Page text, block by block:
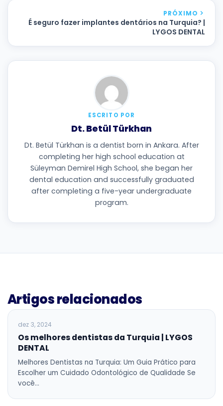
PRÓXIMO
É seguro fazer implantes dentários na Turquia? |
LYGOS DENTAL
ESCRITO POR
Dt. Betül Türkhan
Dt. Betül Türkhan is a dentist born in Ankara. After
completing her high school education at
Süleyman Demirel High School, she began her
dental education and successfully graduated
after completing a five-year undergraduate
program.
Artigos relacionados
BLOG
dez 3, 2024
Os melhores dentistas da Turquia | LYGOS
DENTAL
Melhores Dentistas na Turquia: Um Guia Prático para
Escolher um Cuidado Odontológico de Qualidade Se
você…